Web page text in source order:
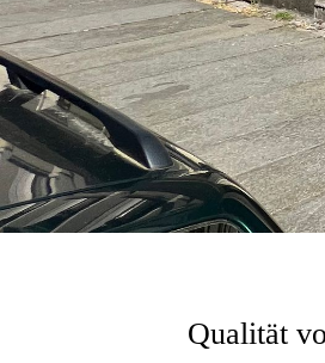
Qualität